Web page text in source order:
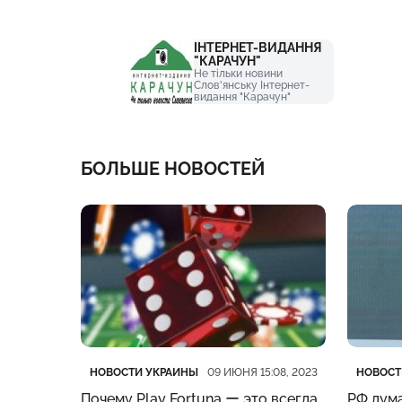
ІНТЕРНЕТ-ВИДАННЯ
"КАРАЧУН"
Не тільки новини
Слов'янську Інтернет-
видання "Карачун"
БОЛЬШЕ НОВОСТЕЙ
Категория
НОВОСТИ УКРАИНЫ
Дата публикации 09 ИЮНЯ 15:08, 2023 Дата